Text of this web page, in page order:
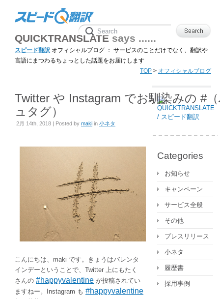
QUICKTRANSLATE says ......
スピード翻訳 オフィシャルブログ ： サービスのことだけでなく、翻訳や
言語にまつわるちょっとした話題をお届けします
TOP > オフィシャルブログ
Twitter や Instagram でお馴染みの #
ュタグ）
2月 14th, 2018 | Posted by maki in 小ネタ
こんにちは、maki です。きょうはバレンタ
インデーということで、Twitter 上にもたく
さんの #happyvalentine が投稿されてい
ますねー。Instagram も #happyvalentine
Categories
お知らせ
キャンペーン
サービス全般
その他
プレスリリース
小ネタ
履歴書
採用事例